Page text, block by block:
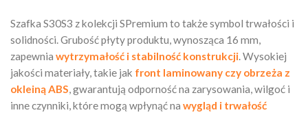
Szafka S30S3 z kolekcji SPremium to także symbol trwałości i
solidności. Grubość płyty produktu, wynosząca 16 mm,
zapewnia wytrzymałość i stabilność konstrukcji. Wysokiej
jakości materiały, takie jak front laminowany czy obrzeża z
okleiną ABS, gwarantują odporność na zarysowania, wilgoć i
inne czynniki, które mogą wpłynąć na wygląd i trwałość